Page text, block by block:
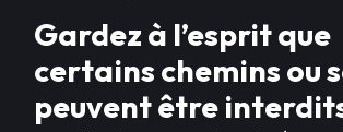
Gardez à l’esprit que
certains chemins ou
peuvent être